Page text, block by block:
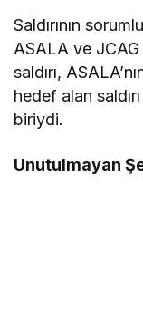
Saldırının
ASALA ve JCAG
saldırı,
hedef alan
biriydi.
Unutulmayan